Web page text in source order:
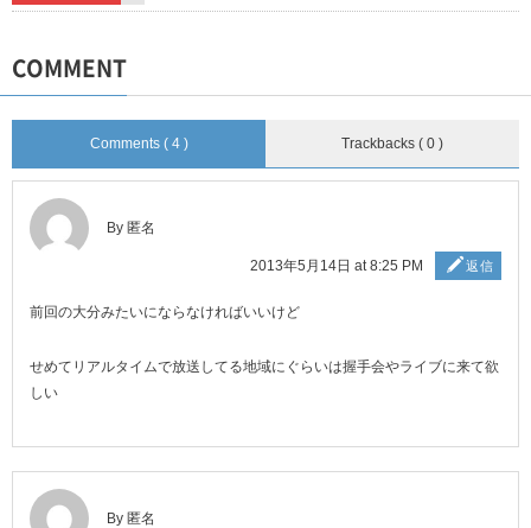
COMMENT
Comments ( 4 ) Trackbacks ( 0 )
By 匿名
2013年5月14日 at 8:25 PM 返信
前回の大分みたいにならなければいいけど
せめてリアルタイムで放送してる地域にぐらいは握手会やライブに来て欲
しい
By 匿名